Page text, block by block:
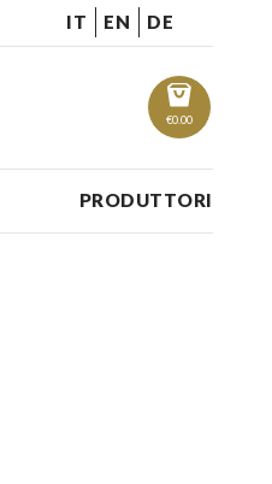
IT EN DE
€0.00
PRODUTTORI